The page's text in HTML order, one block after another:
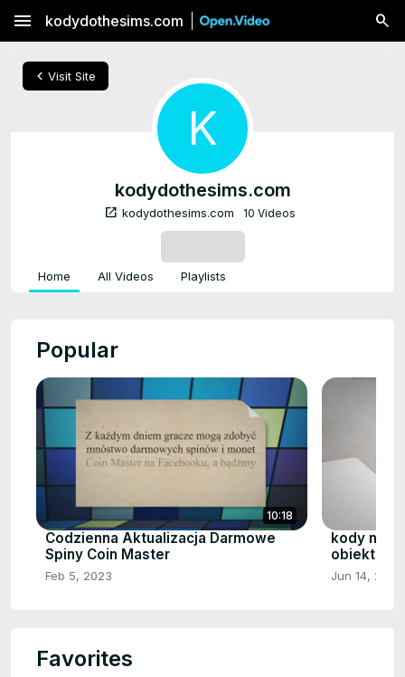
menu kodydothesims.com
chevron_left Visit Site
K
kodydothesims.com
open_in_new kodydothesims.com 10 Videos
Home All Videos Playlists
Popular
10:18
Codzienna Aktualizacja Darmowe
Spiny Coin Master
Feb 5, 2023
kody na
obiektów/
Jun 14, 2023
Favorites